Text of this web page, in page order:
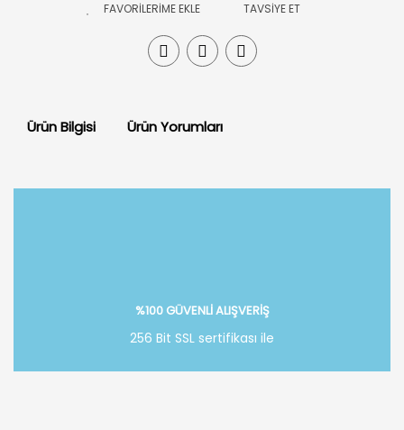
TAVSİYE ET
Ürün Bilgisi Ürün Yorumları
%100 GÜVENLİ ALIŞVERİŞ
256 Bit SSL sertifikası ile